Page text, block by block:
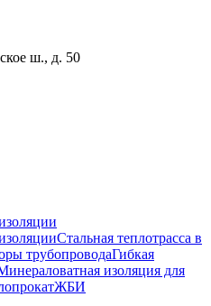
ш., д. 50
Стальная теплотрасса в
трубопроводаГибкая
изоляция для
ЖБИ